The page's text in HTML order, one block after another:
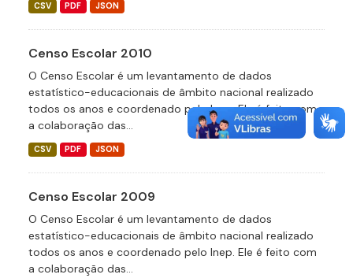
CSV PDF JSON
Censo Escolar 2010
O Censo Escolar é um levantamento de dados
estatístico-educacionais de âmbito nacional realizado
todos os anos e coordenado pelo Inep. Ele é feito com
a colaboração das...
CSV PDF JSON
Censo Escolar 2009
O Censo Escolar é um levantamento de dados
estatístico-educacionais de âmbito nacional realizado
todos os anos e coordenado pelo Inep. Ele é feito com
a colaboração das...